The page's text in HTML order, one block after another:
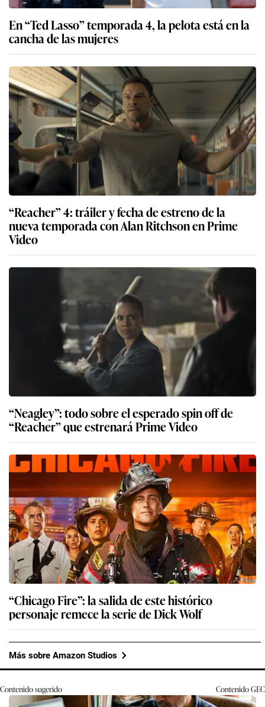
En “Ted Lasso” temporada 4, la pelota está en la
cancha de las mujeres
“Reacher” 4: tráiler y fecha de estreno de la
nueva temporada con Alan Ritchson en Prime
Video
“Neagley”: todo sobre el esperado spin off de
“Reacher” que estrenará Prime Video
“Chicago Fire”: la salida de este histórico
personaje remece la serie de Dick Wolf
Más sobre Amazon Studios
Contenido sugerido ContenidoGEC